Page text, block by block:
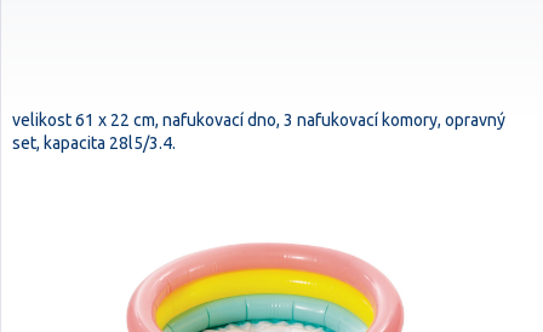
velikost 61 x 22 cm, nafukovací dno, 3 nafukovací komory, opravný
set, kapacita 28l5/3.4.